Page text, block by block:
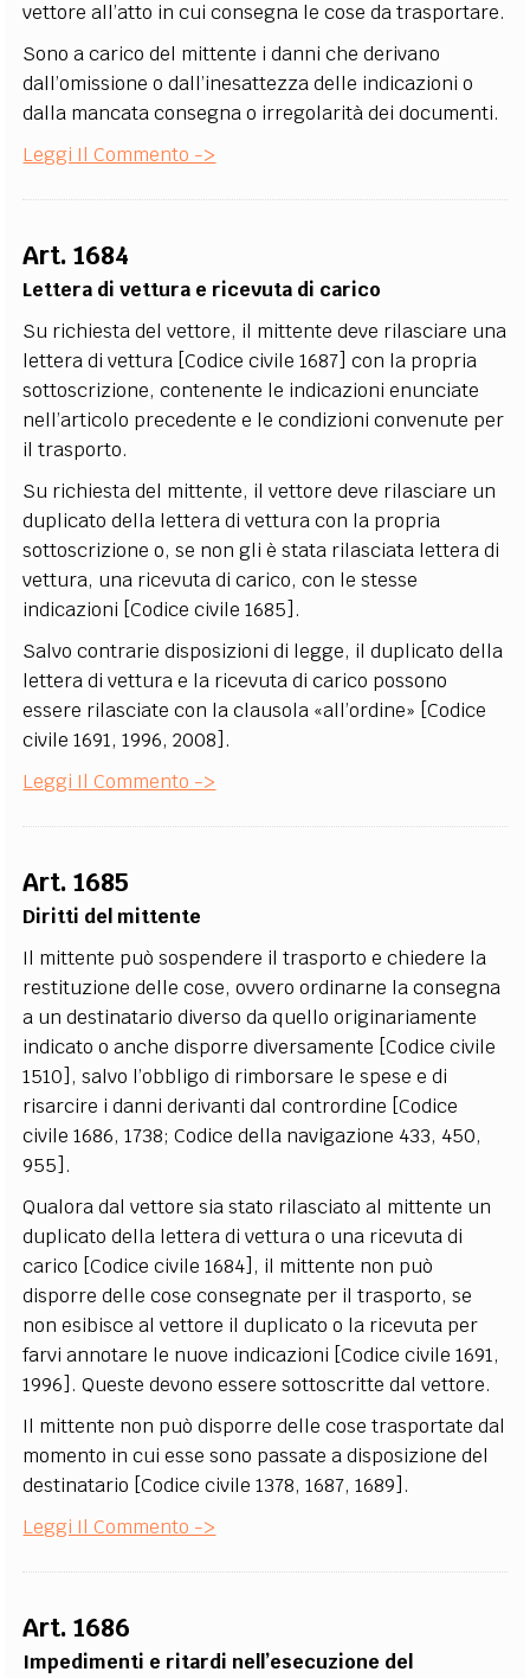
vettore all’atto in cui consegna le cose da trasportare.
Sono a carico del mittente i danni che derivano
dall’omissione o dall’inesattezza delle indicazioni o
dalla mancata consegna o irregolarità dei documenti.
Leggi Il Commento ->
Art. 1684
Lettera di vettura e ricevuta di carico
Su richiesta del vettore, il mittente deve rilasciare una
lettera di vettura [Codice civile 1687] con la propria
sottoscrizione, contenente le indicazioni enunciate
nell’articolo precedente e le condizioni convenute per
il trasporto.
Su richiesta del mittente, il vettore deve rilasciare un
duplicato della lettera di vettura con la propria
sottoscrizione o, se non gli è stata rilasciata lettera di
vettura, una ricevuta di carico, con le stesse
indicazioni [Codice civile 1685].
Salvo contrarie disposizioni di legge, il duplicato della
lettera di vettura e la ricevuta di carico possono
essere rilasciate con la clausola «all’ordine» [Codice
civile 1691, 1996, 2008].
Leggi Il Commento ->
Art. 1685
Diritti del mittente
Il mittente può sospendere il trasporto e chiedere la
restituzione delle cose, ovvero ordinarne la consegna
a un destinatario diverso da quello originariamente
indicato o anche disporre diversamente [Codice civile
1510], salvo l’obbligo di rimborsare le spese e di
risarcire i danni derivanti dal contrordine [Codice
civile 1686, 1738; Codice della navigazione 433, 450,
955].
Qualora dal vettore sia stato rilasciato al mittente un
duplicato della lettera di vettura o una ricevuta di
carico [Codice civile 1684], il mittente non può
disporre delle cose consegnate per il trasporto, se
non esibisce al vettore il duplicato o la ricevuta per
farvi annotare le nuove indicazioni [Codice civile 1691,
1996]. Queste devono essere sottoscritte dal vettore.
Il mittente non può disporre delle cose trasportate dal
momento in cui esse sono passate a disposizione del
destinatario [Codice civile 1378, 1687, 1689].
Leggi Il Commento ->
Art. 1686
Impedimenti e ritardi nell’esecuzione del